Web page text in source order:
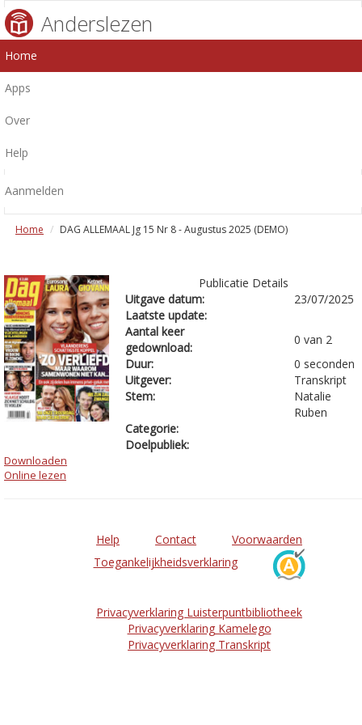
Anderslezen
Home
Apps
Over
Help
Aanmelden
Home DAG ALLEMAAL Jg 15 Nr 8 - Augustus 2025 (DEMO)
Publicatie Details
Uitgave datum:
23/07/2025
Laatste update:
Aantal keer
gedownload:
0 van 2
Duur:
0 seconden
Uitgever:
Transkript
Stem:
Natalie
Ruben
Categorie:
Doelpubliek:
Downloaden
Online lezen
Help Contact
Voorwaarden
Toegankelijkheidsverklaring
Privacyverklaring Luisterpuntbibliotheek
Privacyverklaring Kamelego
Privacyverklaring Transkript